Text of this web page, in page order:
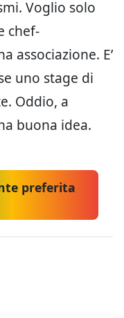
Voglio solo
chef-
associazione. E’
uno stage di
Oddio, a
buona idea.
preferita